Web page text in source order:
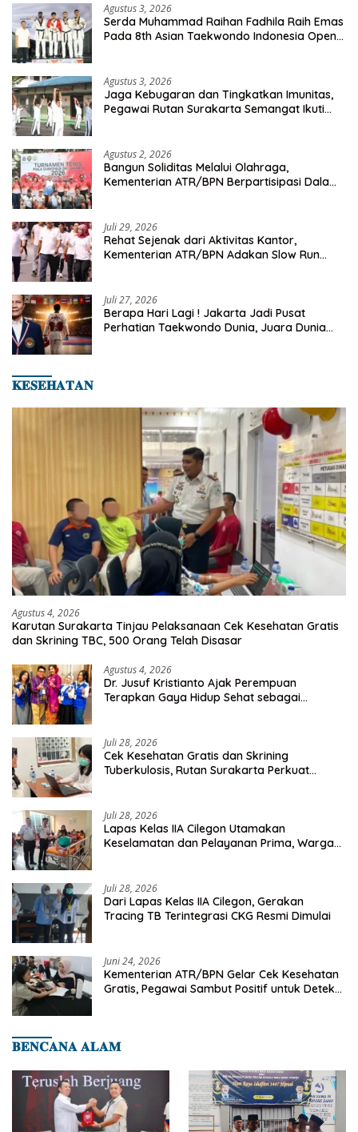
Agustus 3, 2026
Serda Muhammad Raihan Fadhila Raih Emas
Pada 8th Asian Taekwondo Indonesia Open
Agustus 3, 2026
Jaga Kebugaran dan Tingkatkan Imunitas,
Pegawai Rutan Surakarta Semangat Ikuti
Agustus 2, 2026
Bangun Soliditas Melalui Olahraga,
Kementerian ATR/BPN Berpartisipasi Dalam
Juli 29, 2026
Rehat Sejenak dari Aktivitas Kantor,
Kementerian ATR/BPN Adakan Slow Run
Juli 27, 2026
Berapa Hari Lagi ! Jakarta Jadi Pusat
Perhatian Taekwondo Dunia, Juara Dunia
𝐊𝐄𝐒𝐄𝐇𝐀𝐓𝐀𝐍
Agustus 4, 2026
Karutan Surakarta Tinjau Pelaksanaan Cek Kesehatan Gratis
dan Skrining TBC, 500 Orang Telah Disasar
Agustus 4, 2026
Dr. Jusuf Kristianto Ajak Perempuan
Terapkan Gaya Hidup Sehat sebagai
Juli 28, 2026
Cek Kesehatan Gratis dan Skrining
Tuberkulosis, Rutan Surakarta Perkuat
Juli 28, 2026
Lapas Kelas IIA Cilegon Utamakan
Keselamatan dan Pelayanan Prima, Warga
Juli 28, 2026
Dari Lapas Kelas IIA Cilegon, Gerakan
Tracing TB Terintegrasi CKG Resmi Dimulai
Juni 24, 2026
Kementerian ATR/BPN Gelar Cek Kesehatan
Gratis, Pegawai Sambut Positif untuk Deteksi
𝐁𝐄𝐍𝐂𝐀𝐍𝐀 𝐀𝐋𝐀𝐌